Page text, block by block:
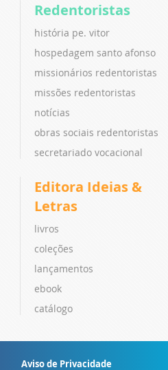
Redentoristas
história pe. vitor
hospedagem santo afonso
missionários redentoristas
missões redentoristas
notícias
obras sociais redentoristas
secretariado vocacional
Editora Ideias &
Letras
livros
coleções
lançamentos
ebook
catálogo
Aviso de Privacidade